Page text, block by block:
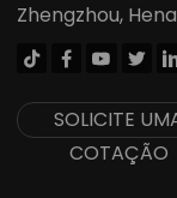
Zhengzhou,
   
SOLICITE
COTAÇÃO